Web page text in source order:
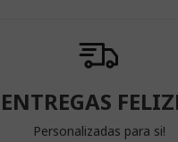
ENTREGAS
Personalizadas para si!